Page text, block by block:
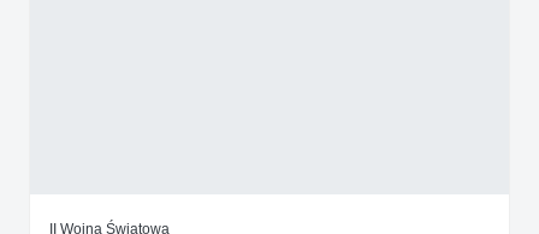
II Wojna Światowa